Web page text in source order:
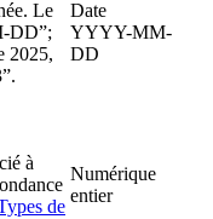
Le
DD”;
2025,
Date
YYYY-MM-
DD
à
de
Numérique
entier